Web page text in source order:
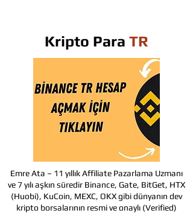
Kripto Para TR
Emre Ata – 11 yıllık Affiliate Pazarlama Uzmanı
ve 7 yılı aşkın süredir Binance, Gate, BitGet, HTX
(Huobi), KuCoin, MEXC, OKX gibi dünyanın dev
kripto borsalarının resmi ve onaylı (Verified)